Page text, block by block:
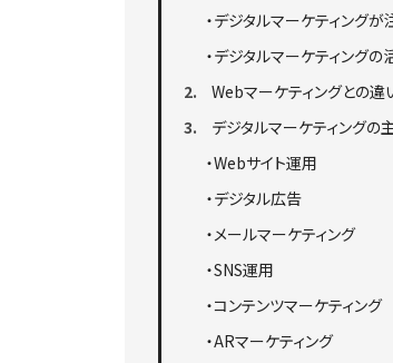
・デジタルマーケティング
・デジタルマーケティングの
2
Webマーケティングとの違
3
デジタルマーケティングの
・Webサイト運用
・デジタル広告
・メールマーケティング
・SNS運用
・コンテンツマーケティング
・ARマーケティング